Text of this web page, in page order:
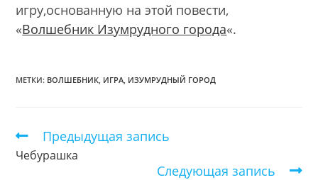
игру,основанную на этой повести,
«Волшебник Изумрудного города«.
МЕТКИ: ВОЛШЕБНИК ИГРА ИЗУМРУДНЫЙ ГОРОД
Еще
статьи
Предыдущая запись
Чебурашка
Следующая запись